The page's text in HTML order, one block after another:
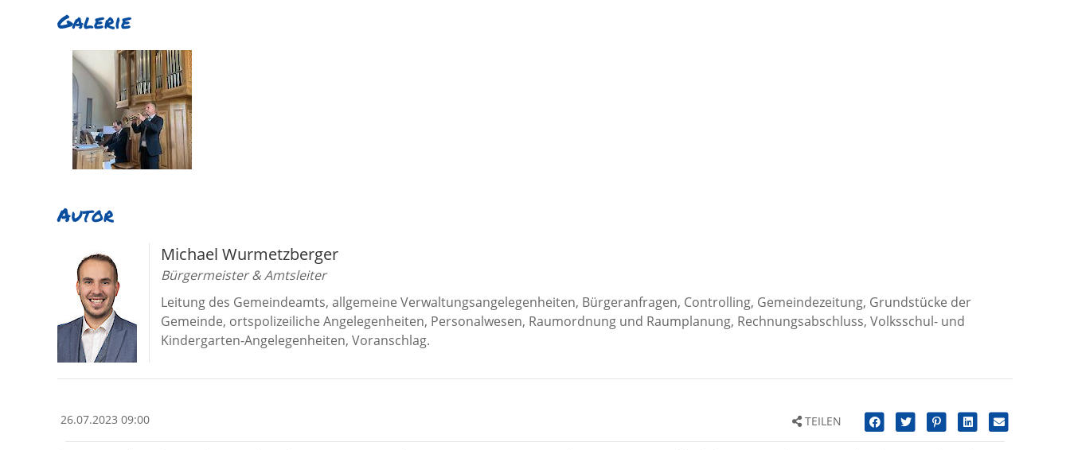
Galerie
Autor
Michael Wurmetzberger
Bürgermeister & Amtsleiter
Leitung des Gemeindeamts, allgemeine Verwaltungsangelegenheiten, Bürgeranfragen, Controlling, Gemeindezeitung, Grundstücke der
Gemeinde, ortspolizeiliche Angelegenheiten, Personalwesen, Raumordnung und Raumplanung, Rechnungsabschluss, Volksschul- und
Kindergarten-Angelegenheiten, Voranschlag.
26.07.2023 09:00 TEILEN